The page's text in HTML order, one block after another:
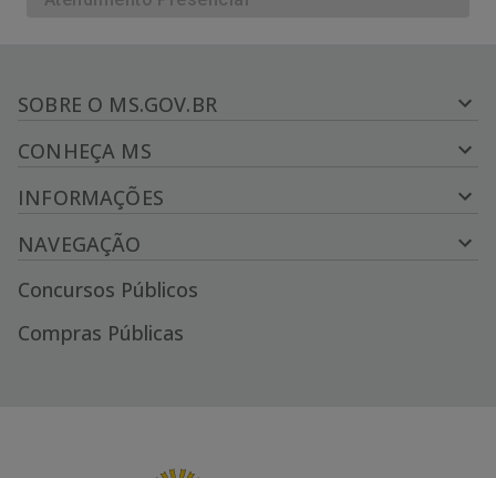
SOBRE O MS.GOV.BR
CONHEÇA MS
INFORMAÇÕES
NAVEGAÇÃO
Concursos Públicos
Compras Públicas